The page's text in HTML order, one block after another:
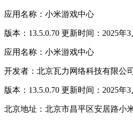
应用名称：小米游戏中心
版本：13.5.0.70 更新时间：2025年3
应用名称：小米游戏中心
开发者：北京瓦力网络科技有限公
版本：13.5.0.70 更新时间：2025年3
北京地址：北京市昌平区安居路小